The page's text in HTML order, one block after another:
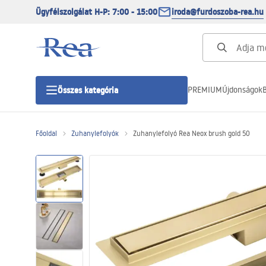
Ügyfélszolgálat H-P: 7:00 - 15:00 iroda@furdoszoba-rea.hu
Összes kategória
Zuhanyajtó
Zuhanytálcák
Zuhanylefolyók
PREMIUMÚjdonságok
Főoldal Zuhanylefolyók Zuhanylefolyó Rea Neox brush gold 50